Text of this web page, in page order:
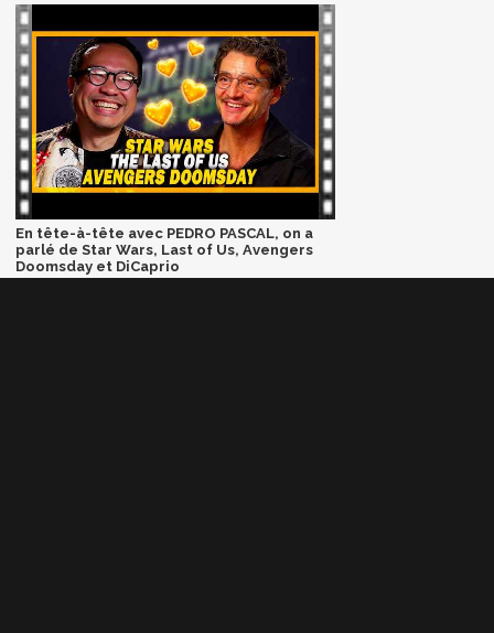
En tête-à-tête avec PEDRO PASCAL, on a
parlé de Star Wars, Last of Us, Avengers
Doomsday et DiCaprio